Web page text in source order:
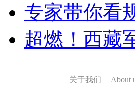
专家带你看
超燃！西藏
关于我们 | About